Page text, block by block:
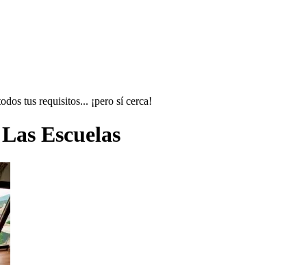
tus requisitos... ¡pero sí cerca!
Escuelas